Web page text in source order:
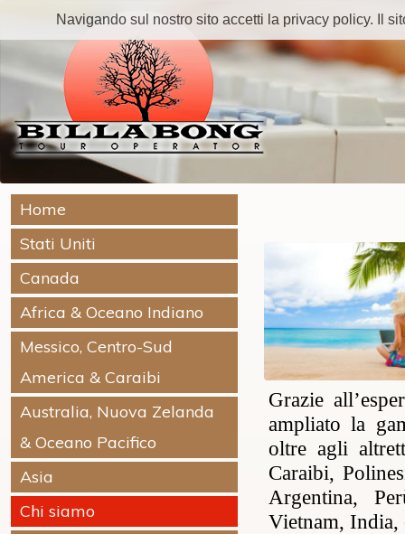
Home
Stati Uniti
Canada
Africa & Oceano Indiano
Messico, Centro-Sud
America & Caraibi
Australia, Nuova Zelanda
& Oceano Pacifico
Asia
Chi siamo
Grazie
ampliato la
oltre agli
Caraibi,
Argentina,
Vietnam, India,
Navigando sul nostro sito accetti la privacy policy. Il